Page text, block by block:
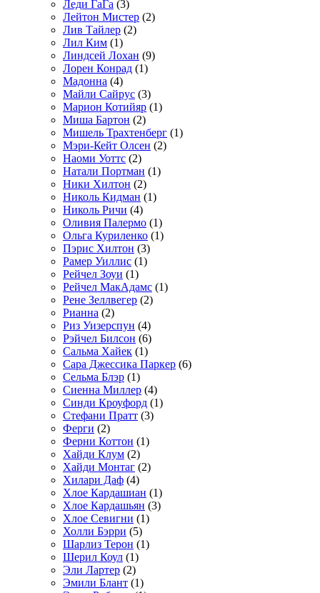
Леди ГаГа (3)
Лейтон Мистер (2)
Лив Тайлер (2)
Лил Ким (1)
Линдсей Лохан (9)
Лорен Конрад (1)
Мадонна (4)
Майли Сайрус (3)
Марион Котийяр (1)
Миша Бартон (2)
Мишель Трахтенберг (1)
Мэри-Кейт Олсен (2)
Наоми Уоттс (2)
Натали Портман (1)
Ники Хилтон (2)
Николь Кидман (1)
Николь Ричи (4)
Оливия Палермо (1)
Ольга Куриленко (1)
Пэрис Хилтон (3)
Рамер Уиллис (1)
Рейчел Зоуи (1)
Рейчел МакАдамс (1)
Рене Зеллвегер (2)
Рианна (2)
Риз Уизерспун (4)
Рэйчел Билсон (6)
Сальма Хайек (1)
Сара Джессика Паркер (6)
Сельма Блэр (1)
Сиенна Миллер (4)
Синди Кроуфорд (1)
Стефани Пратт (3)
Ферги (2)
Ферни Коттон (1)
Хайди Клум (2)
Хайди Монтаг (2)
Хилари Даф (4)
Хлое Кардашиан (1)
Хлое Кардашьян (3)
Хлое Севигни (1)
Холли Бэрри (5)
Шарлиз Терон (1)
Шерил Коул (1)
Эли Лартер (2)
Эмили Блант (1)